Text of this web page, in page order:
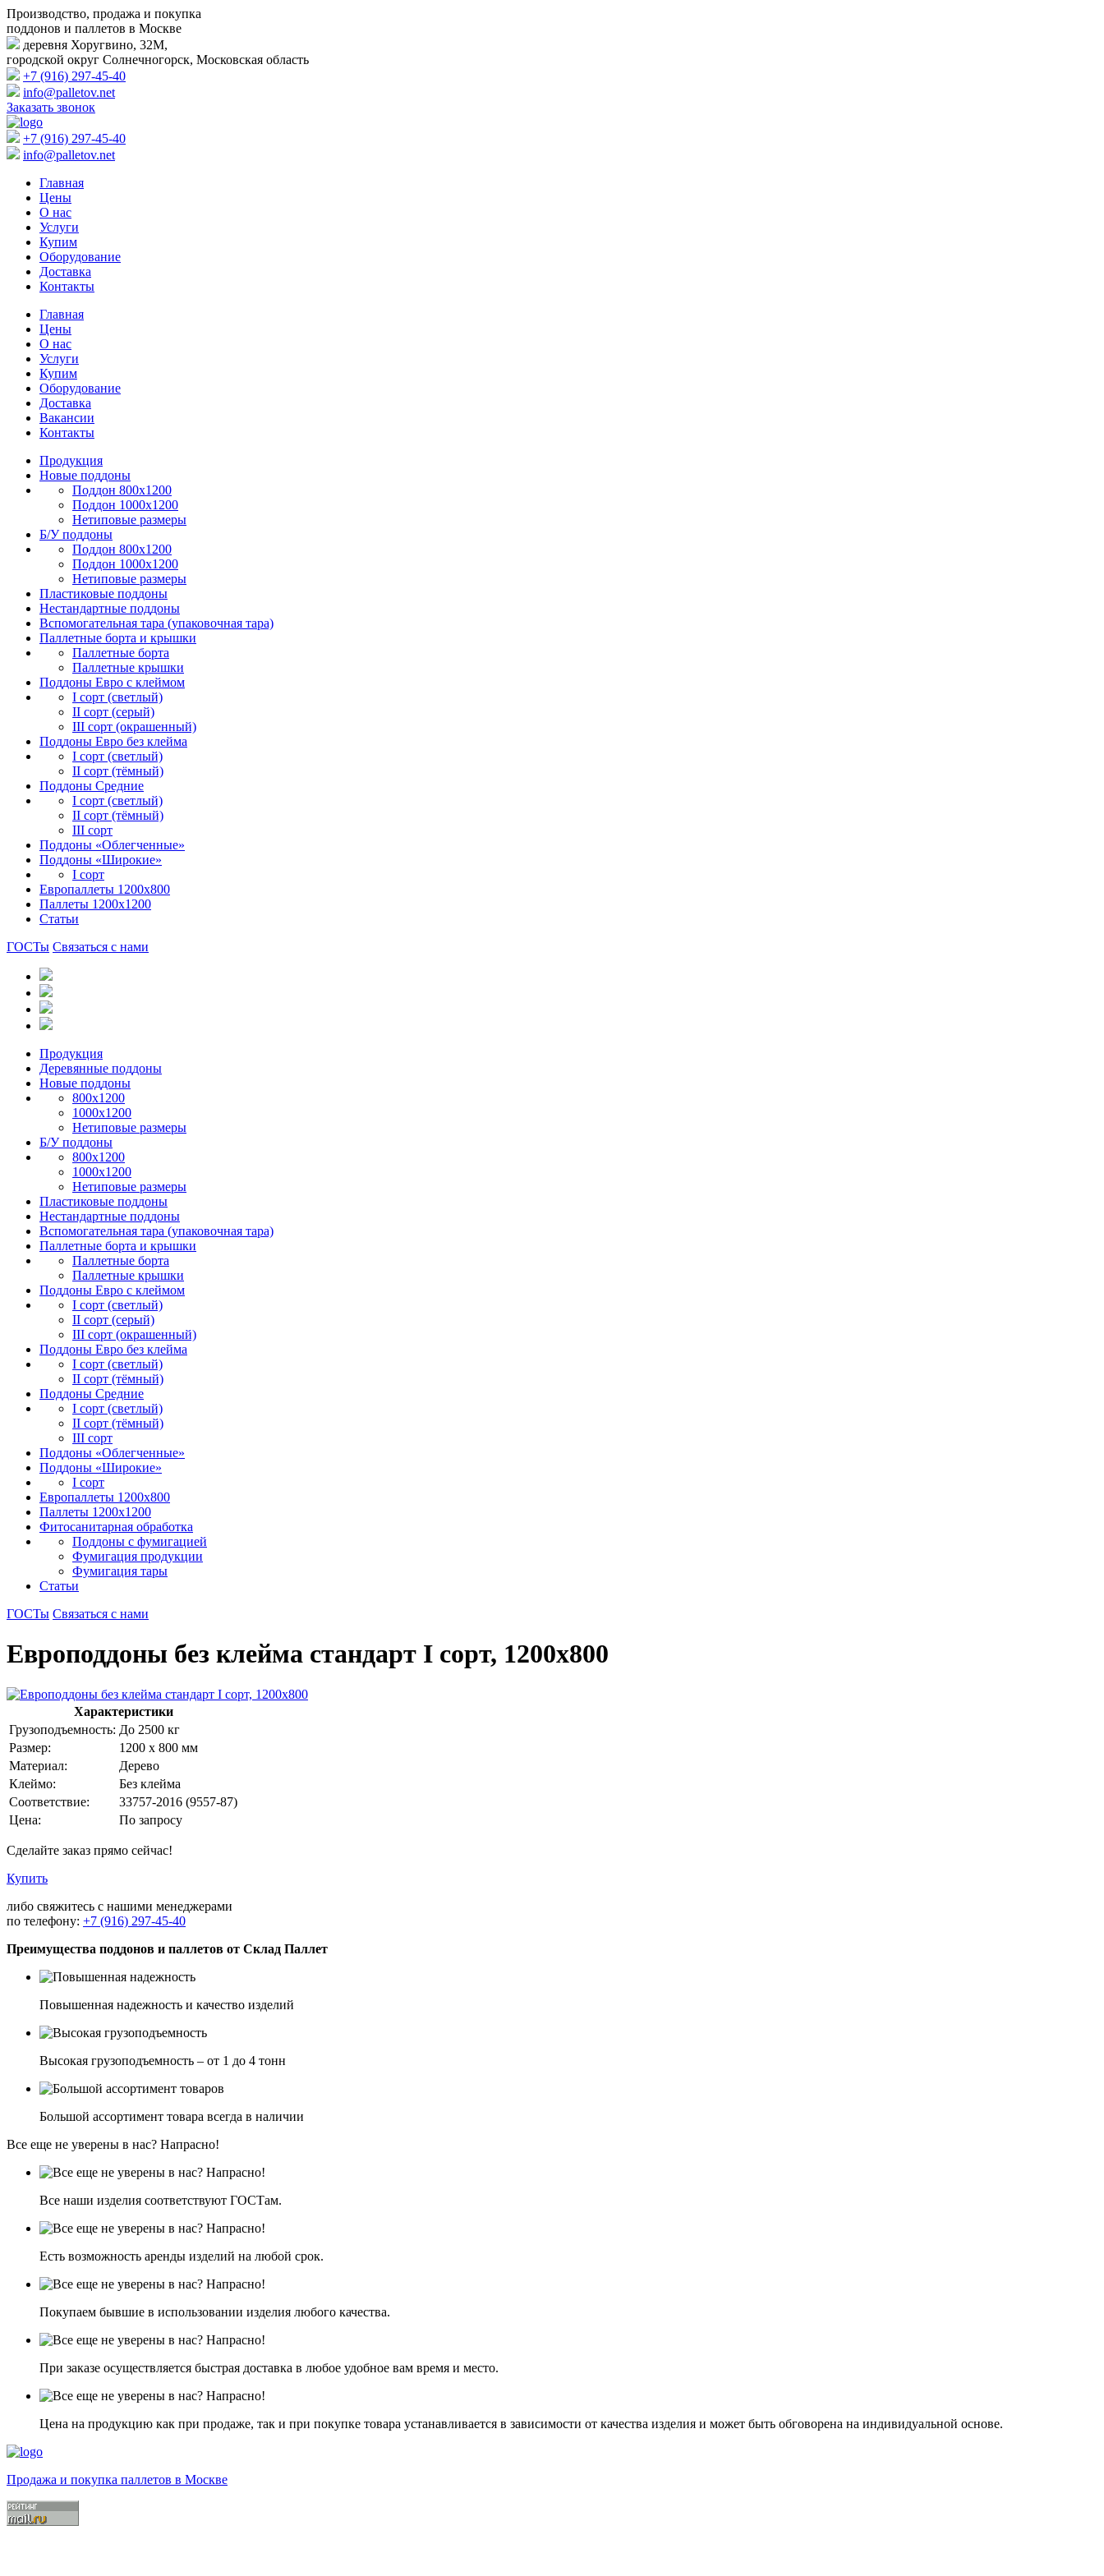
Производство, продажа и покупка
поддонов и паллетов в Москве
деревня Хоругвино, 32М,
городской округ Солнечногорск, Московская область
+7 (916) 297-45-40
info@palletov.net
Заказать звонок
+7 (916) 297-45-40
info@palletov.net
Главная
Цены
О нас
Услуги
Купим
Оборудование
Доставка
Контакты
Главная
Цены
О нас
Услуги
Купим
Оборудование
Доставка
Вакансии
Контакты
Продукция
Новые поддоны
Поддон 800х1200
Поддон 1000х1200
Нетиповые размеры
Б/У поддоны
Поддон 800х1200
Поддон 1000х1200
Нетиповые размеры
Пластиковые поддоны
Нестандартные поддоны
Вспомогательная тара (упаковочная тара)
Паллетные борта и крышки
Паллетные борта
Паллетные крышки
Поддоны Евро с клеймом
I сорт (светлый)
II сорт (серый)
III сорт (окрашенный)
Поддоны Евро без клейма
I сорт (светлый)
II сорт (тёмный)
Поддоны Средние
I сорт (светлый)
II сорт (тёмный)
III сорт
Поддоны «Облегченные»
Поддоны «Широкие»
I сорт
Европаллеты 1200х800
Паллеты 1200х1200
Статьи
ГОСТы Связаться с нами
Продукция
Деревянные поддоны
Новые поддоны
800х1200
1000х1200
Нетиповые размеры
Б/У поддоны
800х1200
1000х1200
Нетиповые размеры
Пластиковые поддоны
Нестандартные поддоны
Вспомогательная тара (упаковочная тара)
Паллетные борта и крышки
Паллетные борта
Паллетные крышки
Поддоны Евро с клеймом
I сорт (светлый)
II сорт (серый)
III сорт (окрашенный)
Поддоны Евро без клейма
I сорт (светлый)
II сорт (тёмный)
Поддоны Средние
I сорт (светлый)
II сорт (тёмный)
III сорт
Поддоны «Облегченные»
Поддоны «Широкие»
I сорт
Европаллеты 1200х800
Паллеты 1200х1200
Фитосанитарная обработка
Поддоны с фумигацией
Фумигация продукции
Фумигация тары
Статьи
ГОСТы Связаться с нами
Европоддоны без клейма стандарт I сорт, 1200x800
Характеристики
Грузоподъемность: До 2500 кг
Размер:
1200 х 800 мм
Материал:
Дерево
Клеймо:
Без клейма
Соответствие:
33757-2016 (9557-87)
Цена:
По запросу
Сделайте заказ прямо сейчас!
Купить
либо свяжитесь с нашими менеджерами
по телефону: +7 (916) 297-45-40
Преимущества поддонов и паллетов от Склад Паллет
Повышенная надежность и качество изделий
Высокая грузоподъемность – от 1 до 4 тонн
Большой ассортимент товара всегда в наличии
Все еще не уверены в нас? Напрасно!
Все наши изделия соответствуют ГОСТам.
Есть возможность аренды изделий на любой срок.
Покупаем бывшие в использовании изделия любого качества.
При заказе осуществляется быстрая доставка в любое удобное вам время и место.
Цена на продукцию как при продаже, так и при покупке товара устанавливается в зависимости от качества изделия и может быть обговорена на индивидуальной основе.
Продажа и покупка паллетов в Москве